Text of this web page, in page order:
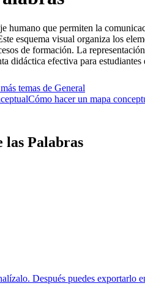
humano que permiten la
esquema visual organiza los
de formación. La
didáctica efectiva para
temas de General
Cómo hacer un mapa
las Palabras
Después puedes exportarlo